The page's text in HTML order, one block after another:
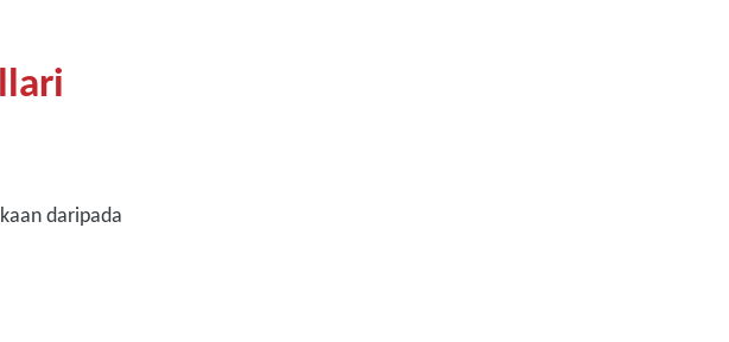
daripada